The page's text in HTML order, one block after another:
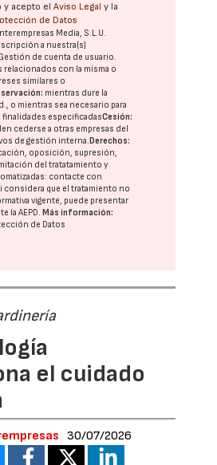
y acepto elAviso Legal y la
de Datos
Interempresas Media, S.L.U.
a nuestra(s)
de cuenta de usuario.
relacionados con la misma o
similares o
mientras dure la
o mientras sea necesario para
finalidades especificadasCesión:
cederse a otras empresas del
de gestión interna. Derechos:
oposición, supresión,
del tratatamiento y
contacte con
considera que el tratamiento no
vigente, puede presentar
laAEPD. Más información:
de Datos
el cuidado
30/07/2026